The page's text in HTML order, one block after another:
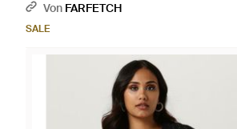
Von FARFETCH
SALE